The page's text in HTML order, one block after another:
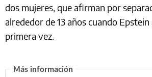
dos mujeres, que afirman por
alrededor de 13 años cuando
primera vez.